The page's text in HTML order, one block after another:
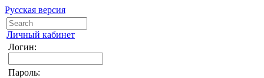
Русская версия
Личный кабинет
Логин:
Пароль: